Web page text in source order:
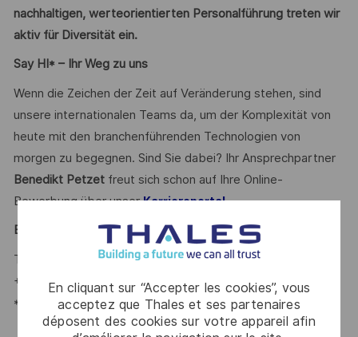
En cliquant sur “Accepter les cookies”, vous
acceptez que Thales et ses partenaires
déposent des cookies sur votre appareil afin
nachhaltigen, werteorientierten Personalführung treten wir
aktiv für Diversität ein.
Say HI* – Ihr Weg zu uns
Wenn die Zeichen der Zeit auf Veränderung stehen, sind
unsere internationalen Teams da, um der Komplexität von
heute mit den branchenführenden Technologien von
morgen zu begegnen. Sind Sie dabei? Ihr Ansprechpartner
Benedikt Petzetfreut sich schon auf Ihre Online-
Bewerbung über unserKarriereportal.
Benedikt Petzet -
Talent Acquisition Partner #LI-BP1
+ 49 173 585 90 29
*Human Intelligence